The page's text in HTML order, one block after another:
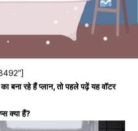
बना रहे हैं प्लान, तो पहले पढ़ें यह वॉटर
क्या हैं?